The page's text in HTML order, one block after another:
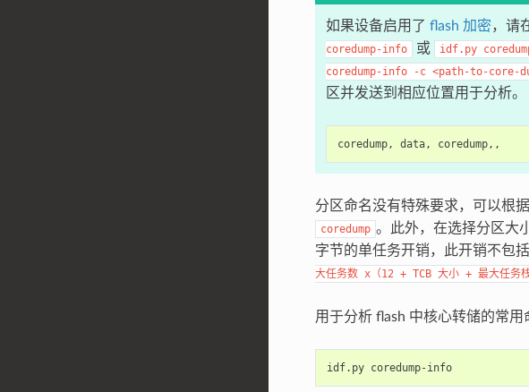
如果设备启用了 flash 加密，请
coredump-info
或 idf.py
coredump-info
-c <path-to-core-
区并发送到相应位置用于分析。
分区命名没有特殊要求，可以根
coredump 。此外，在选择分区大
字节的单任务开销，此开销不包
大任务数 x（12 + TCB 大小 + 最大任务
用于分析 flash 中核心转储的常用
idf.py coredump-info